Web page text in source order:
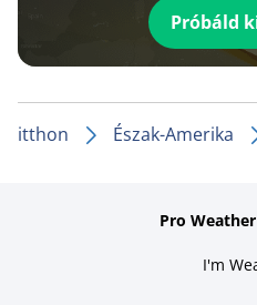
Próbáld
itthon Észak-Amerika
Pro
I'm